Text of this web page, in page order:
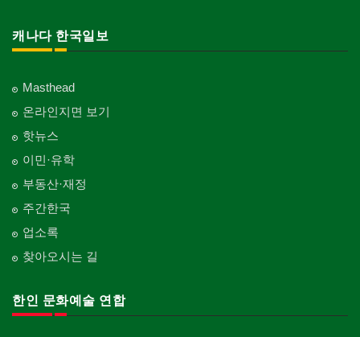
캐나다 한국일보
Masthead
온라인지면 보기
핫뉴스
이민·유학
부동산·재정
주간한국
업소록
찾아오시는 길
한인 문화예술 연합